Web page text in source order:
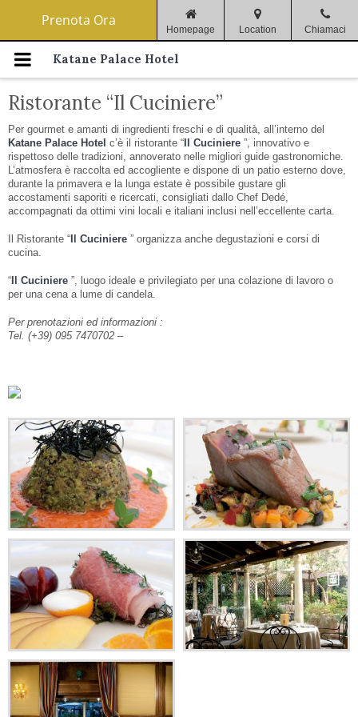
Menu di navigazione
Home
Catania
Camere & Servizi
Offerte Speciali La Tua Esperienza
Inizia Da Noi.
Ristorante
Lingua:
ITALIANO
Facebook
Condividi
Prenota Ora
Homepage Location Chiamaci
Katane Palace Hotel
Ristorante “Il Cuciniere”
Per gourmet e amanti di ingredienti freschi e di qualità, all’interno del
Katane Palace Hotel c’è il ristorante “ Il Cuciniere ”, innovativo e
rispettoso delle tradizioni, annoverato nelle migliori guide gastronomiche.
L’atmosfera è raccolta ed accogliente e dispone di un patio esterno dove,
durante la primavera e la lunga estate è possibile gustare gli
accostamenti saporiti e ricercati, consigliati dallo Chef Dedé,
accompagnati da ottimi vini locali e italiani inclusi nell’eccellente carta.
Il Ristorante “ Il Cuciniere ” organizza anche degustazioni e corsi di
cucina.
“ Il Cuciniere ”, luogo ideale e privilegiato per una colazione di lavoro o
per una cena a lume di candela.
Per prenotazioni ed informazioni :
Tel. (+39) 095 7470702 –